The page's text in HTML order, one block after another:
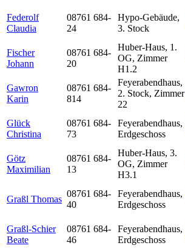
Federolf
Claudia
08761 684-
24
Hypo-Gebäude,
3. Stock
Fischer
Johann
08761 684-
20
Huber-Haus, 1.
OG, Zimmer
H1.2
Gawron
Karin
08761 684-
814
Feyerabendhaus,
2. Stock, Zimmer
22
Glück
Christina
08761 684-
73
Feyerabendhaus,
Erdgeschoss
Götz
Maximilian
08761 684-
13
Huber-Haus, 3.
OG, Zimmer
H3.1
Graßl Thomas
08761 684-
40
Feyerabendhaus,
Erdgeschoss
Graßl-Schier
Beate
08761 684-
46
Feyerabendhaus,
Erdgeschoss